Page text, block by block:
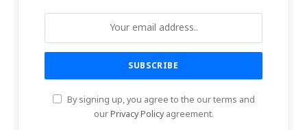
By signing up, you agree to the our terms and
ourPrivacy Policyagreement.